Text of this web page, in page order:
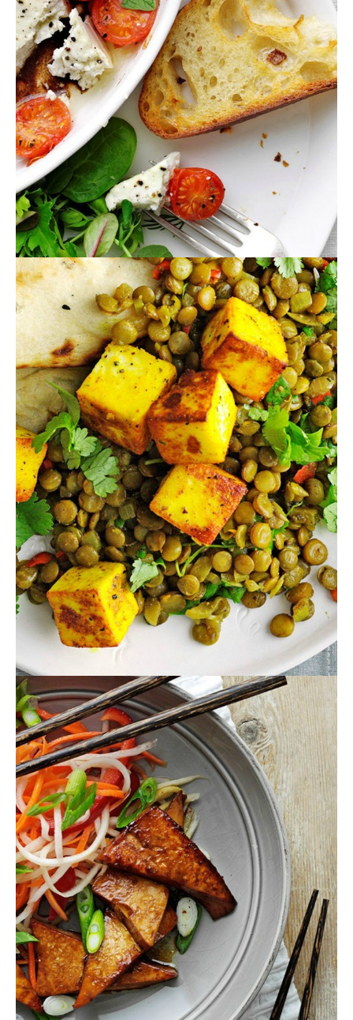
Actualités
Technologies
Tests de produits
Conseils
Tendances
Tous nos articles
À propos